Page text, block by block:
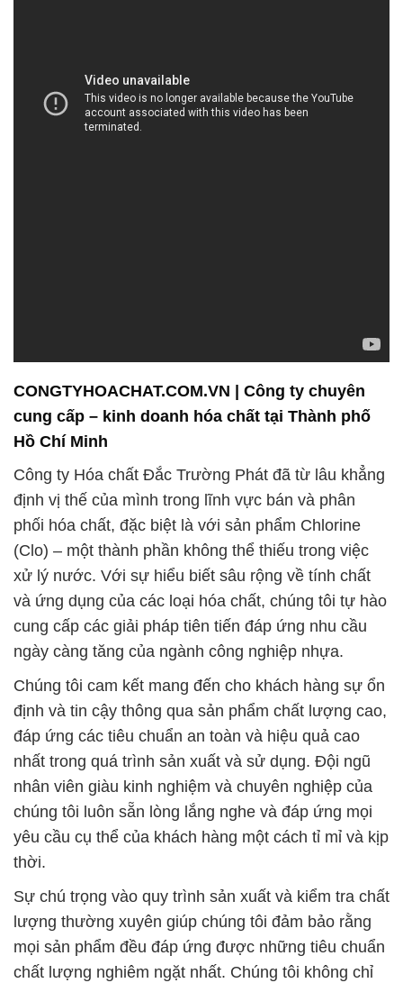
CONGTYHOACHAT.COM.VN | Công ty chuyên
cung cấp – kinh doanh hóa chất tại Thành phố
Hồ Chí Minh
Công ty Hóa chất Đắc Trường Phát đã từ lâu khẳng
định vị thế của mình trong lĩnh vực bán và phân
phối hóa chất, đặc biệt là với sản phẩm Chlorine
(Clo) – một thành phần không thể thiếu trong việc
xử lý nước. Với sự hiểu biết sâu rộng về tính chất
và ứng dụng của các loại hóa chất, chúng tôi tự hào
cung cấp các giải pháp tiên tiến đáp ứng nhu cầu
ngày càng tăng của ngành công nghiệp nhựa.
Chúng tôi cam kết mang đến cho khách hàng sự ổn
định và tin cậy thông qua sản phẩm chất lượng cao,
đáp ứng các tiêu chuẩn an toàn và hiệu quả cao
nhất trong quá trình sản xuất và sử dụng. Đội ngũ
nhân viên giàu kinh nghiệm và chuyên nghiệp của
chúng tôi luôn sẵn lòng lắng nghe và đáp ứng mọi
yêu cầu cụ thể của khách hàng một cách tỉ mỉ và kịp
thời.
Sự chú trọng vào quy trình sản xuất và kiểm tra chất
lượng thường xuyên giúp chúng tôi đảm bảo rằng
mọi sản phẩm đều đáp ứng được những tiêu chuẩn
chất lượng nghiêm ngặt nhất. Chúng tôi không chỉ